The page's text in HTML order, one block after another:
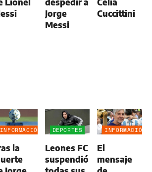
Jorge
Messi
Cuccittini
INFORMACIÓN
la
DEPORTES
Leones FC
suspendió
INFORMACIÓN
El
mensaje